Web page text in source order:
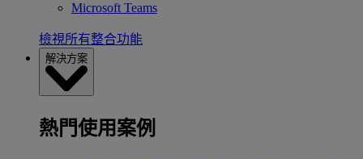
Microsoft Teams
檢視所有整合功能
解決方案
熱門使用案例